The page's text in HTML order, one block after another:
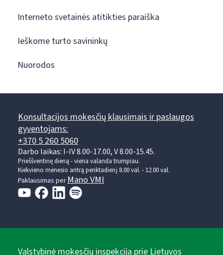
Interneto svetainės atitikties paraiška
Ieškome turto savininkų
Nuorodos
Konsultacijos mokesčių klausimais ir paslaugos
gyventojams:
+370 5 260 5060
Darbo laikas: I-IV 8.00-17.00, V 8.00-15.45.
Prieššventinę dieną - viena valanda trumpiau.
Kiekvieno mėnesio antrą penktadienį 8.00 val. - 12.00 val.
Paklausimas perMano VMI
Valstybinė mokesčių inspekcija prie Lietuvos